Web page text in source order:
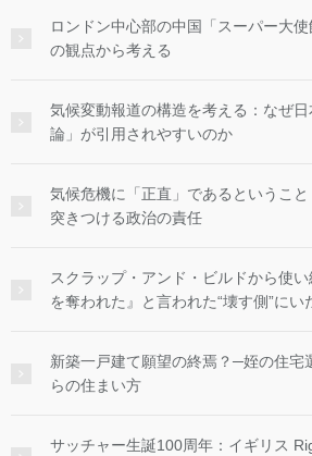
ロンドン中心部の中国「スーパー大
の観点から考える
気候変動報道の構造を考える：なぜ
論」が引用されやすいのか
気候危機に「正直」であるというこ
突きつける政治の責任
スクラップ・アンド・ビルドから使
を奪われた』と言われた“壊す側”にい
新築一戸建て願望の終焉？─姪の住宅
らの住まい方
サッチャー生誕100周年：イギリス